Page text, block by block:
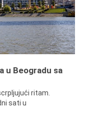
u Beogradu sa
ritam.
sati u